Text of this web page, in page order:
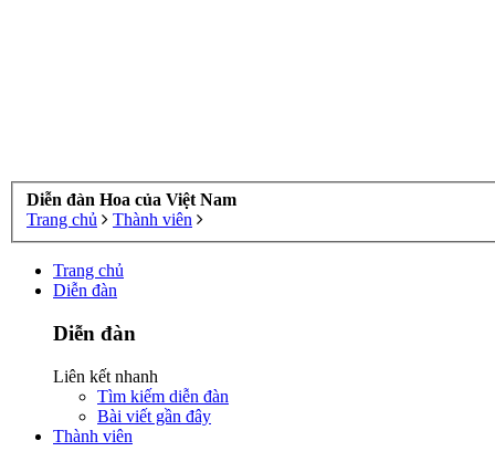
Diễn đàn Hoa của Việt Nam
Trang chủ
Thành viên
Trang chủ
Diễn đàn
Diễn đàn
Liên kết nhanh
Tìm kiếm diễn đàn
Bài viết gần đây
Thành viên